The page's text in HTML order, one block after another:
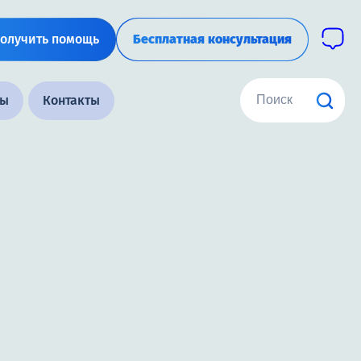
помощь Бесплатная консультация
Контакты